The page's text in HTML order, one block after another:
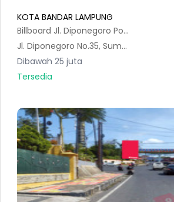
KOTA BANDAR LAMPUNG
Billboard Jl. Diponegoro Pondok Rimbauan Sumur Batu Teluk Betung Utara
Jl. Diponegoro No.35, Sumur Batu, Kec. Tlk. Betung Utara, Kota Bandar Lampung, Lampung 35116, Indonesia
Dibawah 25 juta
Tersedia